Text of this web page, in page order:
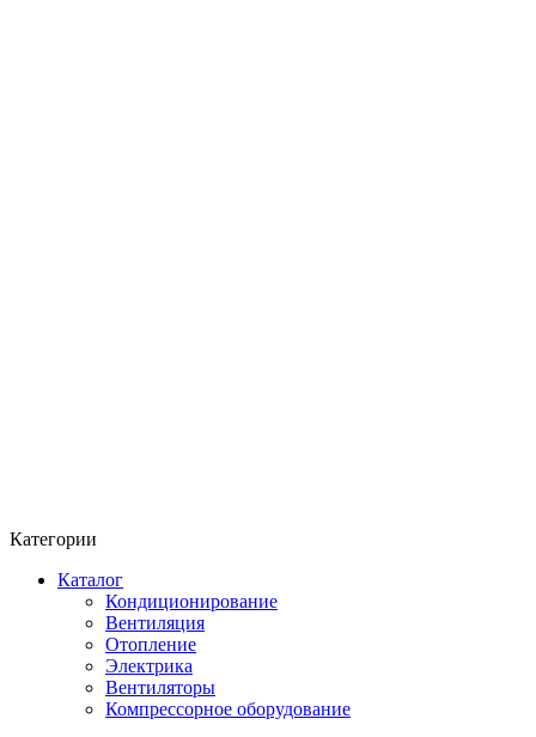
Категории
Каталог
Кондиционирование
Вентиляция
Отопление
Электрика
Вентиляторы
Компрессорное оборудование